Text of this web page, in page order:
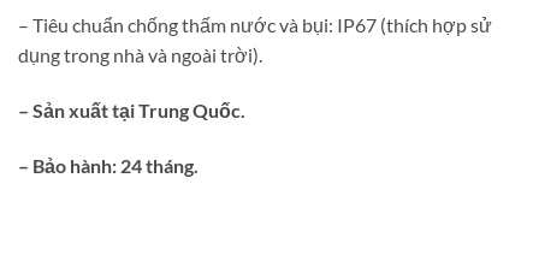
– Tiêu chuẩn chống thấm nước và bụi: IP67 (thích hợp sử
dụng trong nhà và ngoài trời).
– Sản xuất tại Trung Quốc.
– Bảo hành: 24 tháng.